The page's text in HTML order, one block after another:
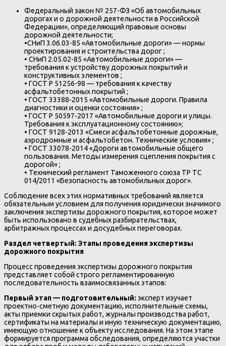
Федеральный закон № 257-ФЗ «Об автомобильных
дорогах и о дорожной деятельности в Российской
Федерации», определяющий правовые основы
дорожной деятельности;
•СНиП 3.06.03-85 «Автомобильные дороги» — нормы
проектирования и строительства дорог ;
• СНиП 2.05.02-85 «Автомобильные дороги» —
требования к устройству дорожных покрытий и
конструктивных элементов ;
• ГОСТ Р 51256-98 — требования к качеству
асфальтобетонных покрытий ;
• ГОСТ 33388-2015 «Автомобильные дороги. Правила
диагностики и оценки состояния» ;
• ГОСТ Р 50597-2017 «Автомобильные дороги и улицы.
Требования к эксплуатационному состоянию»;
• ГОСТ 9128-2013 «Смеси асфальтобетонные дорожные,
аэродромные и асфальтобетон. Технические условия» ;
• ГОСТ 33078-2014 «Дороги автомобильные общего
пользования. Методы измерения сцепления покрытия с
дорогой» ;
• Технический регламент Таможенного союза ТР ТС
014/2011 «Безопасность автомобильных дорог».
Соблюдение всех этих нормативных требований является
обязательным условием для получения юридически значимого
заключения экспертизы дорожного покрытия, которое может
быть использовано в судебных разбирательствах,
арбитражных процессах и досудебных переговорах.
Раздел четвертый: Этапы проведения экспертизы
дорожного покрытия
Процесс проведения экспертизы дорожного покрытия
представляет собой строго регламентированную
последовательность взаимосвязанных этапов:
Первый этап — подготовительный:эксперт изучает
проектно-сметную документацию, исполнительные схемы,
акты приемки скрытых работ, журналы производства работ,
сертификаты на материалы и иную техническую документацию,
имеющую отношение к объекту исследования. На этом этапе
формируется программа обследования, определяются участки